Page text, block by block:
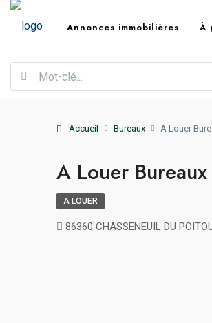
Annonces immobilières À
Accueil Bureaux A Louer
A Louer
A LOUER
86360 CHASSENEUIL DU